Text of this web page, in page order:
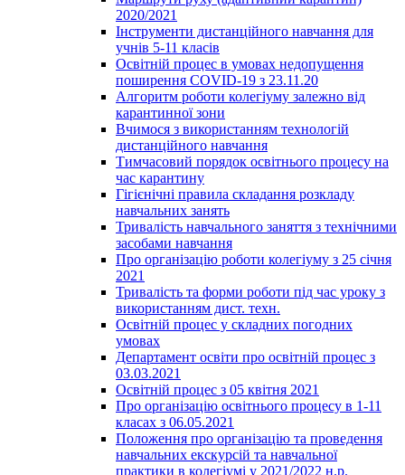
2020/2021
Інструменти дистанційного навчання для
учнів 5-11 класів
Освітній процес в умовах недопущення
поширення COVID-19 з 23.11.20
Алгоритм роботи колегіуму залежно від
карантинної зони
Вчимося з використанням технологій
дистанційного навчання
Тимчасовий порядок освітнього процесу на
час карантину
Гігієнічні правила складання розкладу
навчальних занять
Тривалість навчального заняття з технічними
засобами навчання
Про організацію роботи колегіуму з 25 січня
2021
Тривалість та форми роботи під час уроку з
використанням дист. техн.
Освітній процес у складних погодних
умовах
Департамент освіти про освітній процес з
03.03.2021
Освітній процес з 05 квітня 2021
Про організацію освітнього процесу в 1-11
класах з 06.05.2021
Положення про організацію та проведення
навчальних екскурсій та навчальної
практики в колегіумі у 2021/2022 н.р.